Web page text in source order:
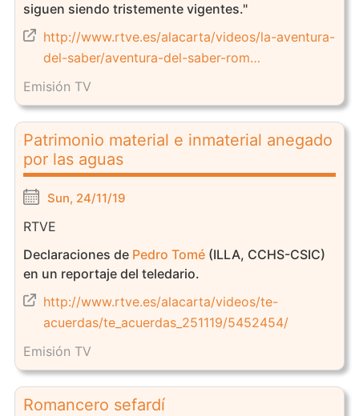
siguen siendo tristemente vigentes."
http://www.rtve.es/alacarta/videos/la-aventura-
del-saber/aventura-del-saber-rom…
Emisión TV
Patrimonio material e inmaterial anegado
por las aguas
Sun, 24/11/19
RTVE
Declaraciones dePedro Tomé (ILLA, CCHS-CSIC)
en un reportaje del teledario.
http://www.rtve.es/alacarta/videos/te-
acuerdas/te_acuerdas_251119/5452454/
Emisión TV
Romancero sefardí